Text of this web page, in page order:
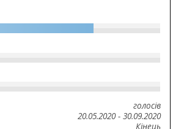
голосів
20.05.2020- 30.09.2020
Кінець